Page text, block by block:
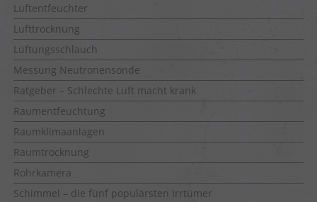
Luftentfeuchter
Lufttrocknung
Lüftungsschlauch
Messung Neutronensonde
Ratgeber – Schlechte Luft macht krank
Raumentfeuchtung
Raumklimaanlagen
Raumtrocknung
Rohrkamera
Schimmel – die fünf populärsten Irrtümer